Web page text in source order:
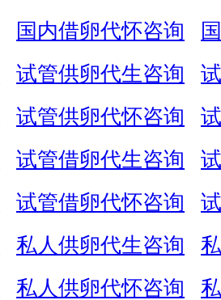
国内借卵代怀咨询
试管供卵代生咨询
试管供卵代怀咨询
试管借卵代生咨询
试管借卵代怀咨询
私人供卵代生咨询
私人供卵代怀咨询